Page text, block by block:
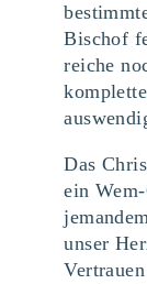
Bischof
reiche
Das
ein
unser